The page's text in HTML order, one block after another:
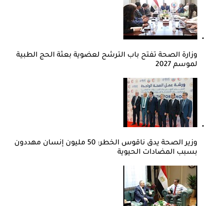
وزارة الصحة تفتح باب الترشح لعضوية بعثة الحج الطبية
لموسم 2027
وزير الصحة يدق ناقوس الخطر: 50 مليون إنسان مهددون
بسبب المضادات الحيوية